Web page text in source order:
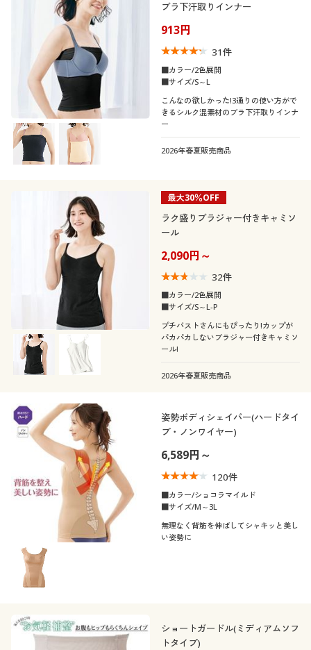
ブラ下汗取りインナー
913円
31件
■カラー/2色展開
■サイズ/S～L
こんなの欲しかった!3通りの使い方がで
きるシルク混素材のブラ下汗取りインナ
ー
2026年春夏販売商品
最大30％OFF
ラク盛りブラジャー付きキャミソ
ール
2,090円～
32件
■カラー/2色展開
■サイズ/S～L-P
プチバストさんにもぴったり!カップが
パカパカしないブラジャー付きキャミソ
ール!
2026年春夏販売商品
姿勢ボディシェイパー(ハードタイ
プ・ノンワイヤー)
6,589円～
120件
■カラー/ショコラマイルド
■サイズ/M～3L
無理なく背筋を伸ばしてシャキッと美し
い姿勢に
ショートガードル(ミディアムソフ
トタイプ)